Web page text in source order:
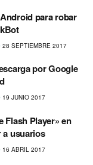
para robar
28 SEPTIEMBRE 2017
por Google
19 JUNIO 2017
Flash Player» en
a usuarios
16 ABRIL 2017